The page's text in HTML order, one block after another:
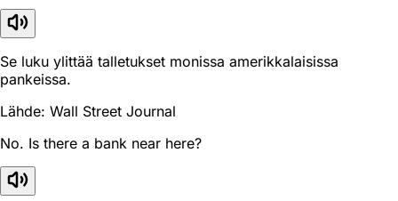
Se luku ylittää talletukset monissa amerikkalaisissa
pankeissa.
Lähde: Wall Street Journal
No. Is there a bank near here?